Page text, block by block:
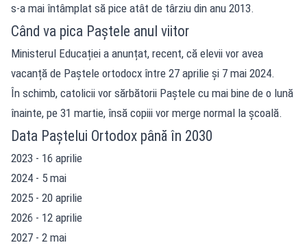
s-a mai întâmplat să pice atât de târziu din anu 2013.
Când va pica Paștele anul viitor
Ministerul Educației a anunțat, recent, că elevii vor avea
vacanță de Paștele ortodocx între 27 aprilie și 7 mai 2024.
În schimb, catolicii vor sărbătorii Paștele cu mai bine de o lună
înainte, pe 31 martie, însă copiii vor merge normal la școală.
Data Paștelui Ortodox până în 2030
2023 - 16 aprilie
2024 - 5 mai
2025 - 20 aprilie
2026 - 12 aprilie
2027 - 2 mai